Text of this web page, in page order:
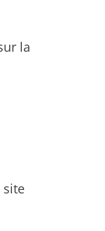
la
site